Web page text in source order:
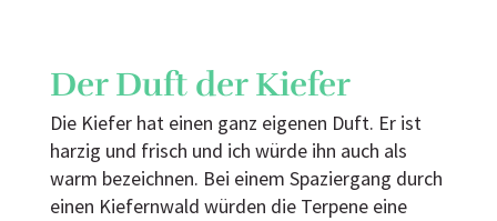
Der Duft der Kiefer
Die Kiefer hat einen ganz eigenen Duft. Er ist
harzig und frisch und ich würde ihn auch als
warm bezeichnen. Bei einem Spaziergang durch
einen Kiefernwald würden die Terpene eine